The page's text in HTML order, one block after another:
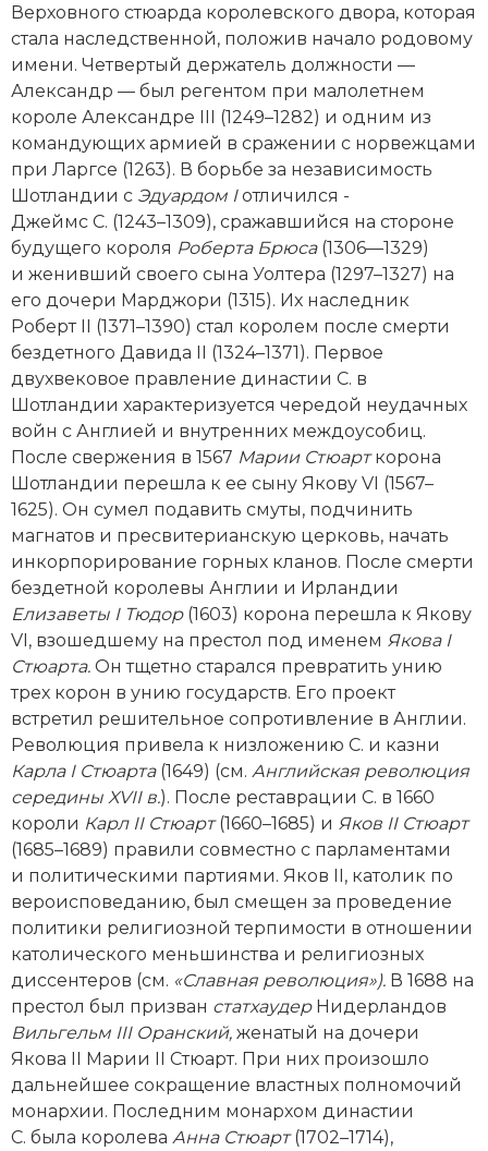
История международных отношений
История, философия, теория и методология
исторического знания
Итория международных отношений
Латинская Америка
Новая история
Новейшая история
Нумизматика
Образование
Общественные объединения и организации
Политическая история
Революции и народные движения
Религия и церковь
Россия
Северная Америка
Социально-экономическая история
Специальные исторические дисциплины
СССР
Южная Америка
Верховного стюарда королевского двора, которая
стала наследственной, положив начало родовому
имени. Четвертый держатель должности —
Александр — был регентом при малолетнем
короле Александре III (1249–1282) и одним из
командующих армией в сражении с норвежцами
при Ларгсе (1263). В борьбе за независимость
Шотландии с Эдуардом Iотличился ­
Джеймс С. (1243–1309), сражавшийся на стороне
будущего короля Роберта Брюса(1306—1329)
и женивший своего сына Уолтера (1297–1327) на
его дочери Марджори (1315). Их наследник
Роберт II (1371–1390) стал королем после смерти
бездетного Давида II (1324–1371). Первое
двухвековое правление династии С. в
Шотландии характеризуется чередой неудачных
вой­н с Англией и внутренних междоусобиц.
После свержения в 1567 Марии Стюарткорона
Шотландии перешла к ее сыну Якову VI (1567–
1625). Он сумел подавить смуты, подчинить
магнатов и пресвитерианскую церковь, начать
инкорпорирование горных кланов. После смерти
бездетной королевы Англии и Ирландии
Елизаветы I Тюдор(1603) корона перешла к Якову
VI, взошедшему на престол под именем Якова I
Стюарта. Он тщетно старался превратить унию
трех корон в унию государств. Его проект
встретил решительное сопротивление в Англии.
Революция привела к низложению C. и казни
Карла I Стюарта(1649) (см. Английская революция
середины XVII в.). После реставрации С. в 1660
короли Карл II Стюарт(1660–1685) и Яков II Стюарт
(1685–1689) правили совместно с парламентами
и политическими партиями. Яков II, католик по
вероисповеданию, был смещен за проведение
политики религиозной терпимости в отношении
католического меньшинства и религиозных
диссентеров (см. «Славная революция»). В 1688 на
престол был призван статхаудерНидерландов
Вильгельм III Оранский, женатый на дочери
Якова II Марии II Стюарт. При них произошло
дальнейшее сокращение властных полномочий
монархии. Последним монархом династии
С. была королева Анна Стюарт(1702–1714),